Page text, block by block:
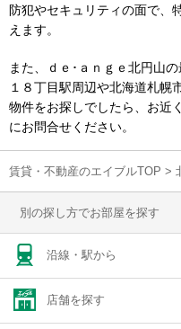
防犯やセキュリティの面で、
えます。
また、ｄｅ･ａｎｇｅ北円山
１８丁目駅周辺や北海道札幌
物件をお探しでしたら、お近
にお問合せください。
賃貸・不動産のエイブルTOP >
別の探し方でお部屋を探す
沿線・駅から
店舗を探す